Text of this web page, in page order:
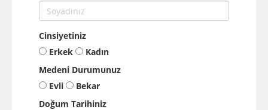
Cinsiyetiniz
Erkek
Kadın
Medeni Durumunuz
Evli
Bekar
Doğum Tarihiniz